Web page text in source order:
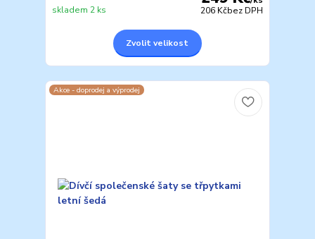
206 Kčbez DPH
skladem 2 ks
Zvolit velikost
Akce - doprodej a výprodej